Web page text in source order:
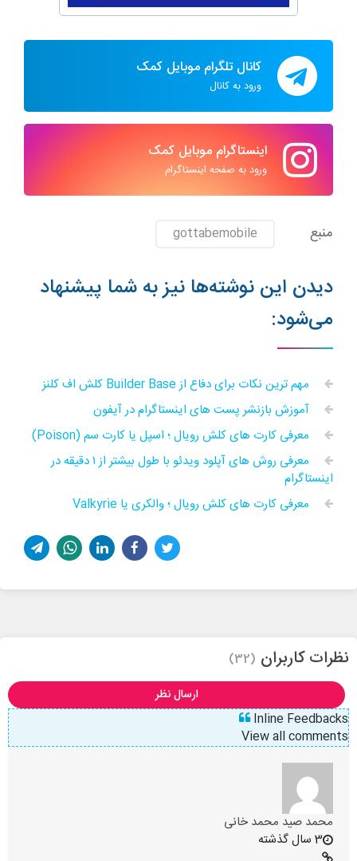
کانال تلگرام موبایل کمک
ورود به کانال
اینستاگرام موبایل کمک
ورود به صفحه اینستاگرام
منبع gottabemobile
دیدن این نوشته‌ها نیز به شما پیشنهاد
می‌شود:
مهم ترین نکات برای دفاع از Builder Base کلش اف کلنز
آموزش بازنشر پست های اینستاگرام در آیفون
معرفی کارت های کلش رویال ؛ اسپل یا کارت سم (Poison)
معرفی روش های آپلود ویدئو با طول بیشتر از ۱ دقیقه در
اینستاگرام
معرفی کارت های کلش رویال ؛ والکری یا Valkyrie
نظرات کاربران (32)
ارسال نظر
Inline Feedbacks
View all comments
محمد صید محمد خانی
3 سال گذشته